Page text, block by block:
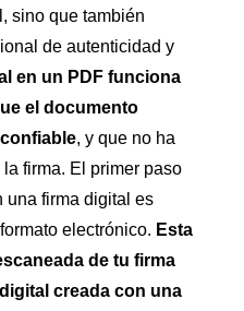
sino que también
de autenticidad y
en un PDF funciona
el documento
, y que no ha
firma. El primer paso
una firma digital es
electrónico. Esta
de tu firma
creada con una